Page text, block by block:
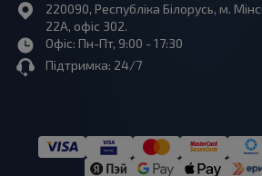
220090, Республіка Білорусь, м.
22А, офіс 302.
Офіс: Пн-Пт, 9:00 - 17:30
Підтримка: 24/7